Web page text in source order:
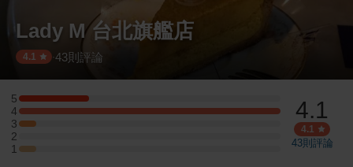
Lady M 台北旗艦店
4.1 ·43則評論
5
5 星：4 則評論
4
4 星：15 則評論
3
3 星：1 則評論
2
2 星：0 則評論
1
1 星：1 則評論
4.1
4.1
43則評論